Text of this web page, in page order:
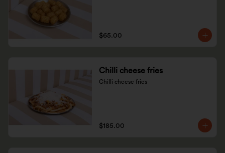
$65.00
Chilli cheese fries
Chilli cheese fries
$185.00